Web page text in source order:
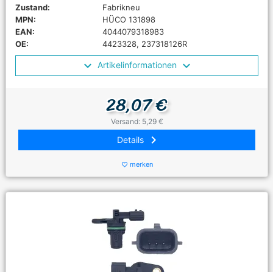
Zustand:
Fabrikneu
MPN:
HÜCO 131898
EAN:
4044079318983
OE:
4423328, 237318126R
Artikelinformationen
28,07 €
Versand: 5,29 €
Details keyboard_arrow_right
favorite_border merken